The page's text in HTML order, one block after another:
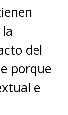
del
porque
e